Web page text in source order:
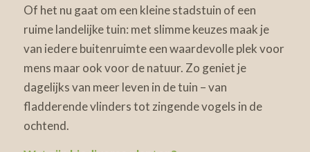
Of het nu gaat om een kleine stadstuin of een
ruime landelijke tuin: met slimme keuzes maak je
van iedere buitenruimte een waardevolle plek voor
mens maar ook voor de natuur. Zo geniet je
dagelijks van meer leven in de tuin – van
fladderende vlinders tot zingende vogels in de
ochtend.